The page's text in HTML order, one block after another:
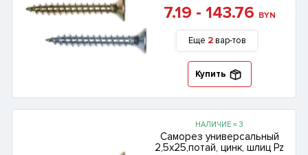
7.19 - 143.76 BYN
Еще 2 вар-тов
Купить
НАЛИЧИЕ = 3
Саморез универсальный
2,5х25,потай, цинк, шлиц Pz